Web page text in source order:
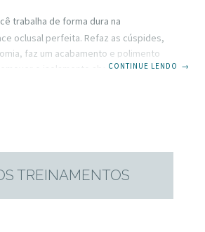
trabalha de forma dura na
oclusal perfeita. Refaz as cúspides,
faz um acabamento e polimento
o isolamento absoluto e
oclusal, a
CONTINUE LENDO →
TREINAMENTOS